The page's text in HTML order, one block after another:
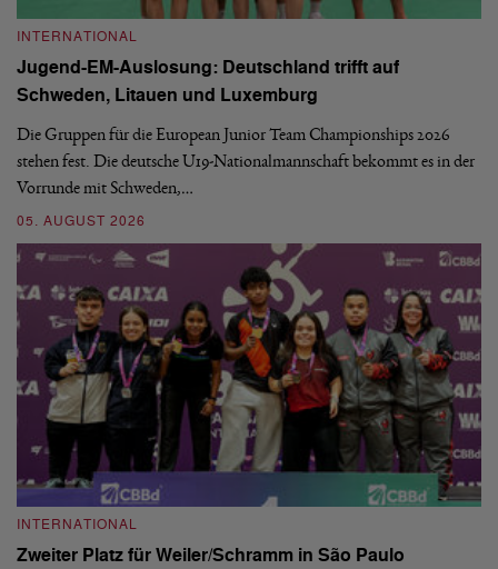
INTERNATIONAL
Jugend-EM-Auslosung: Deutschland trifft auf
Schweden, Litauen und Luxemburg
Die Gruppen für die European Junior Team Championships 2026
stehen fest. Die deutsche U19-Nationalmannschaft bekommt es in der
Vorrunde mit Schweden,…
05. AUGUST 2026
INTERNATIONAL
Zweiter Platz für Weiler/Schramm in São Paulo